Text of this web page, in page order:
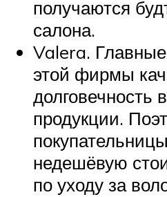
получаются
салона.
Valera.
этой фирмы
долговечность
продукции.
недешёвую
по уходу за